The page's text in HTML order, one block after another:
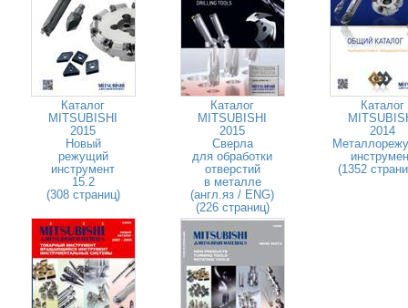
Каталог
MITSUBISHI
2015
Новый
режущий
инструмент
15.2
(308 страниц)
Каталог
MITSUBISHI
2015
Сверла
для обработки
отверстий
в металле
(англ.яз / ENG)
(226 страниц)
Каталог
2014
(1352